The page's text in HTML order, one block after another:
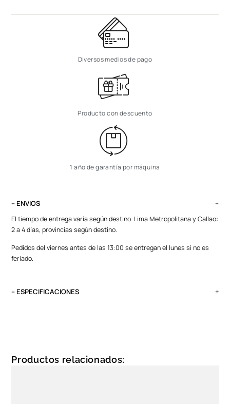
Diversos medios de pago
Producto con descuento
1 año de garantía por máquina
– ENVIOS
El tiempo de entrega varía según destino. Lima Metropolitana y Callao:
2 a 4 días, provincias según destino.
Pedidos del viernes antes de las 13:00 se entregan el lunes si no es
feriado.
– ESPECIFICACIONES
UV 400
Productos relacionados: